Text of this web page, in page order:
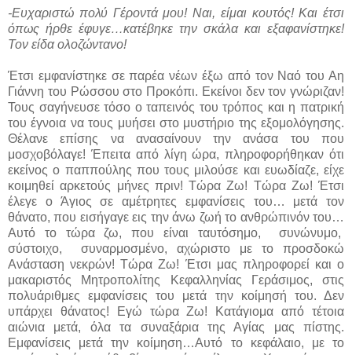
-Ευχαριστώ πολύ Γέροντά μου! Ναι, είμαι κουτός! Και έτσι
όπως ήρθε έφυγε…κατέβηκε την σκάλα και εξαφανίστηκε!
Τον είδα ολοζώντανο!
Έτσι εμφανίστηκε σε παρέα νέων έξω από τον Ναό του Αη
Γιάννη του Ρώσσου στο Προκόπι. Εκείνοι δεν τον γνώριζαν!
Τους σαγήνευσε τόσο ο ταπεινός του τρόπος και η πατρική
του έγνοια να τους μυήσει στο μυστήριο της εξομολόγησης.
Θέλανε επίσης να ανασαίνουν την ανάσα του που
μοσχοβόλαγε! Έπειτα από λίγη ώρα, πληροφορήθηκαν ότι
εκείνος ο παππούλης που τους μιλούσε και ευωδίαζε, είχε
κοιμηθεί αρκετούς μήνες πριν! Τώρα Ζω! Τώρα Ζω! Έτσι
έλεγε ο Άγιος σε αμέτρητες εμφανίσεις του… μετά τον
θάνατο, που εισήγαγε εις την άνω ζωή το ανθρώπινόν του…
Αυτό το τώρα ζω, που είναι ταυτόσημο, συνώνυμο,
σύστοιχο, συναρμοσμένο, αχώριστο με το προσδοκώ
Ανάσταση νεκρών! Τώρα Ζω! Έτσι μας πληροφορεί και ο
μακαριστός Μητροπολίτης Κεφαλληνίας Γεράσιμος, στις
πολυάριθμες εμφανίσεις του μετά την κοίμησή του. Δεν
υπάρχει θάνατος! Εγώ τώρα Ζω! Κατάγιομα από τέτοια
αιώνια μετά, όλα τα συναξάρια της Αγίας μας πίστης.
Εμφανίσεις μετά την κοίμηση…Αυτό το κεφάλαιο, με το